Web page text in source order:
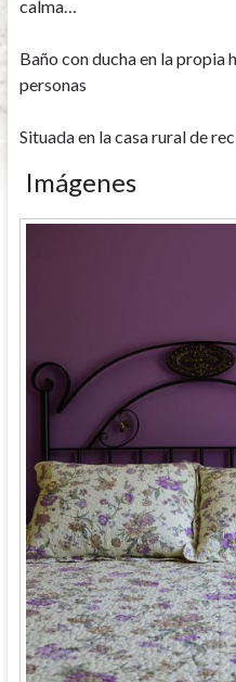
calma…
Baño con ducha en la propia
personas
Situada en la casa rural de
Imágenes